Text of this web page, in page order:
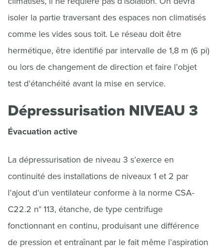
isoler la partie traversant des espaces non climatisés
comme les vides sous toit. Le réseau doit être
hermétique, être identifié par intervalle de 1,8 m (6 pi)
ou lors de changement de direction et faire l’objet
test d’étanchéité avant la mise en service.
Dépressurisation NIVEAU 3
Évacuation active
La dépressurisation de niveau 3 s’exerce en
continuité des installations de niveaux 1 et 2 par
l’ajout d’un ventilateur conforme à la norme CSA-
C22.2 n° 113, étanche, de type centrifuge
fonctionnant en continu, produisant une différence
de pression et entraînant par le fait même l’aspiration